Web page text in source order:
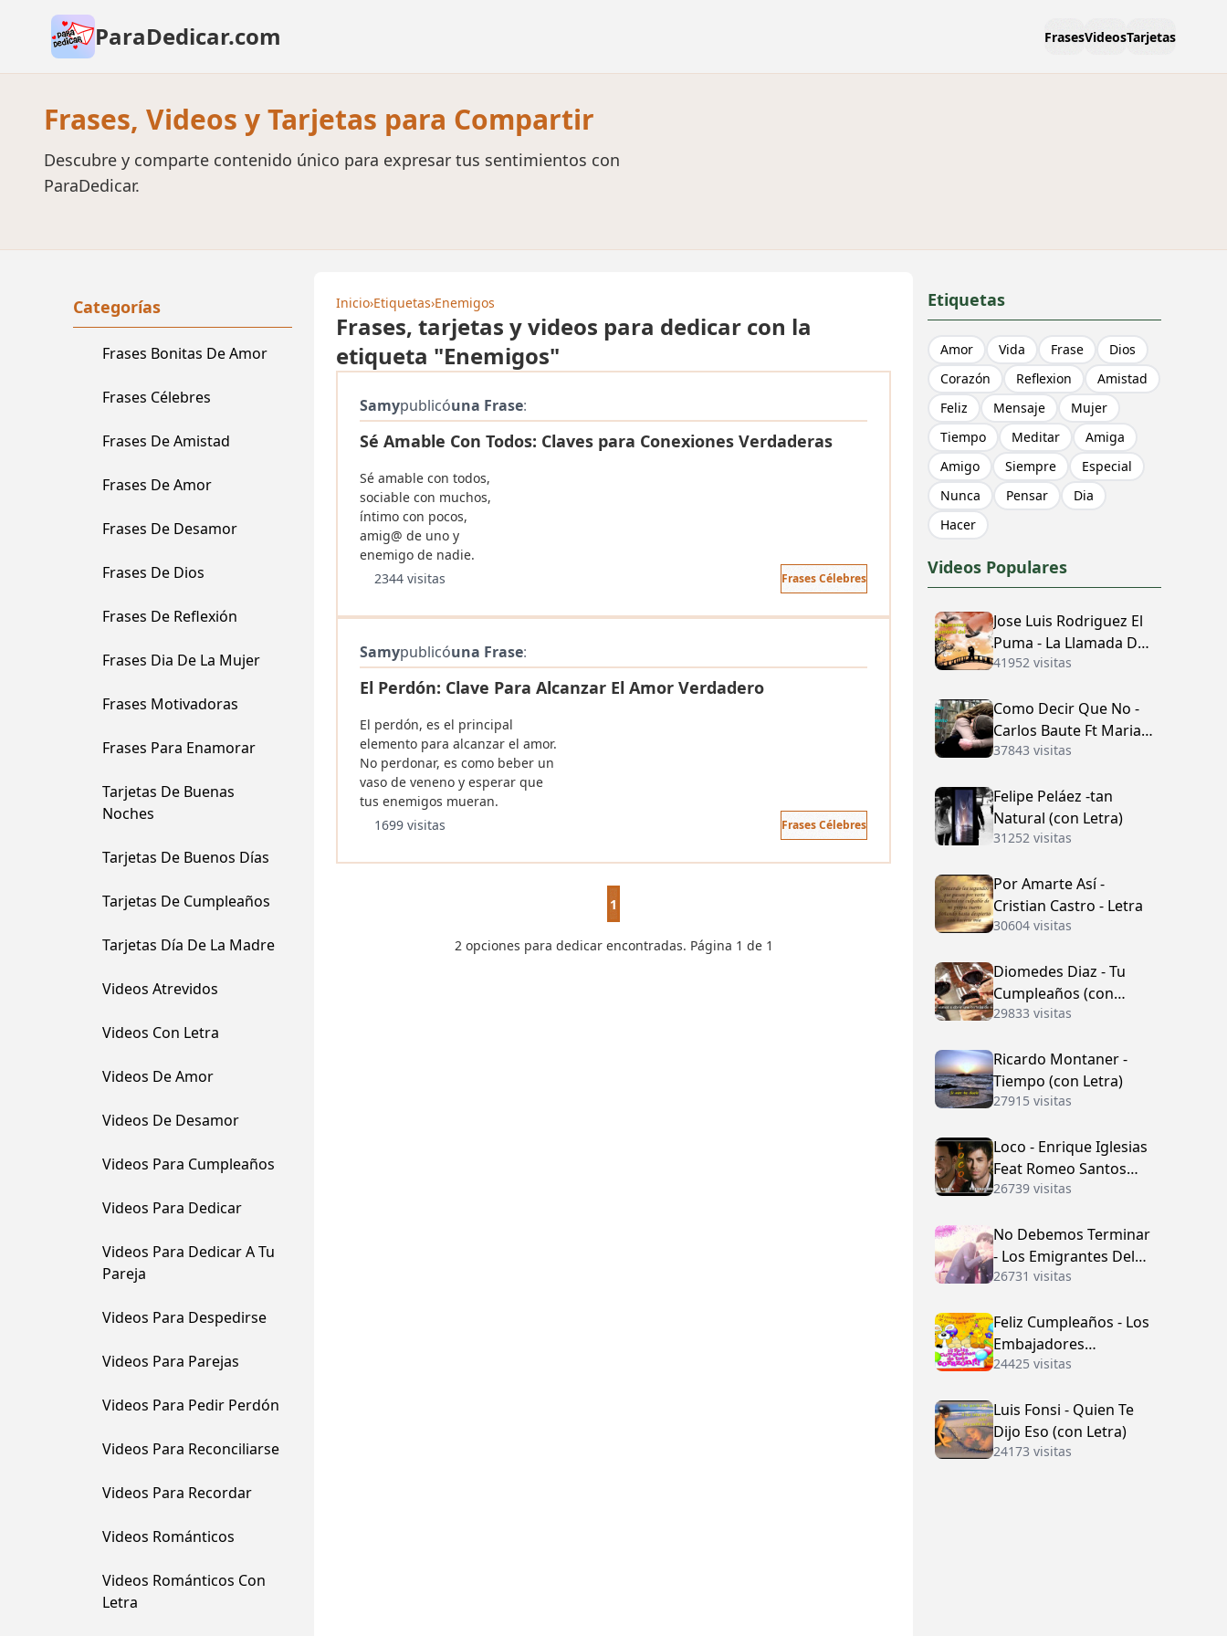
ParaDedicar.com FrasesVideosTarjetas
Frases, Videos y Tarjetas para Compartir
Descubre y comparte contenido único para expresar tus sentimientos con
ParaDedicar.
Categorías
Frases Bonitas De Amor
Frases Célebres
Frases De Amistad
Frases De Amor
Frases De Desamor
Frases De Dios
Frases De Reflexión
Frases Dia De La Mujer
Frases Motivadoras
Frases Para Enamorar
Tarjetas De Buenas
Noches
Tarjetas De Buenos Días
Tarjetas De Cumpleaños
Tarjetas Día De La Madre
Videos Atrevidos
Videos Con Letra
Videos De Amor
Videos De Desamor
Videos Para Cumpleaños
Videos Para Dedicar
Videos Para Dedicar A Tu
Pareja
Videos Para Despedirse
Videos Para Parejas
Videos Para Pedir Perdón
Videos Para Reconciliarse
Videos Para Recordar
Videos Románticos
Videos Románticos Con
Letra
Inicio›Etiquetas›Enemigos
Frases, tarjetas y videos para dedicar con la
etiqueta "Enemigos"
Samypublicóuna Frase:
Sé Amable Con Todos: Claves para Conexiones Verdaderas
Sé amable con todos,
sociable con muchos,
íntimo con pocos,
amig@ de uno y
enemigo de nadie.
2344 visitas
Frases Célebres
Samypublicóuna Frase:
El Perdón: Clave Para Alcanzar El Amor Verdadero
El perdón, es el principal
elemento para alcanzar el amor.
No perdonar, es como beber un
vaso de veneno y esperar que
tus enemigos mueran.
1699 visitas
Frases Célebres
1
2 opciones para dedicar encontradas. Página 1 de 1
Etiquetas
Amor Vida Frase
Dios
Corazón
Reflexion
Amistad
Feliz
Mensaje
Mujer
Tiempo
Meditar
Amiga
Amigo
Siempre
Especial
Nunca
Pensar
Dia
Hacer
Videos Populares
Jose Luis Rodriguez El
Puma - La Llamada Del
Amor (con Letra)
41952 visitas
Como Decir Que No -
Carlos Baute Ft Maria
José (con Letra)
37843 visitas
Felipe Peláez -tan
Natural (con Letra)
31252 visitas
Por Amarte Así -
Cristian Castro - Letra
30604 visitas
Diomedes Diaz - Tu
Cumpleaños (con
Letra)
29833 visitas
Ricardo Montaner -
Tiempo (con Letra)
27915 visitas
Loco - Enrique Iglesias
Feat Romeo Santos
(con Letra)
26739 visitas
No Debemos Terminar
- Los Emigrantes Del
Vallenato
26731 visitas
Feliz Cumpleaños - Los
Embajadores
Vallenatos (con Letra)
24425 visitas
Luis Fonsi - Quien Te
Dijo Eso (con Letra)
24173 visitas